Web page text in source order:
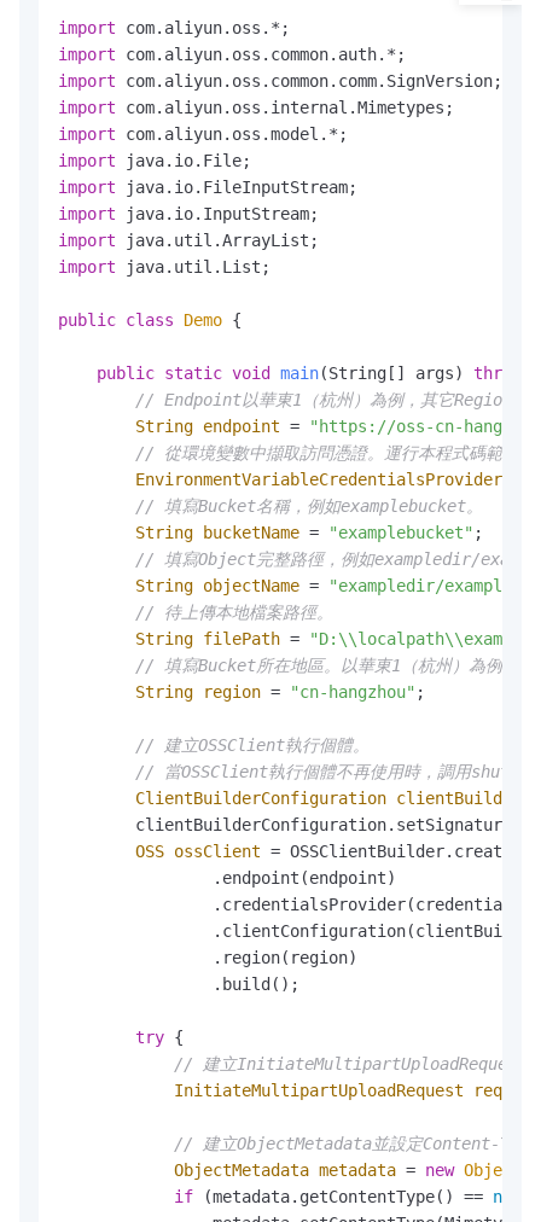
import
import
import
import
import
import
import
import
import
import java.util.List;
public class Demo {
public static void main(String[] args) throws
// Endpoint以華東1（杭州）為例，其它Region請
String endpoint =
"https://oss-cn-
// 從環境變數中擷取訪問憑證。運行本程式碼範例之前
EnvironmentVariableCredentialsProvider
// 填寫Bucket名稱，例如examplebucket。
String
bucketName = "examplebucket" ;
// 填寫Object完整路徑，例如exampledir/
String objectName =
"exampledir/
// 待上傳本地檔案路徑。
String filePath =
// 填寫Bucket所在地區。以華東1（杭州）為例，
String
region = "cn-hangzhou" ;
// 建立OSSClient執行個體。
// 當OSSClient執行個體不再使用時，調用
ClientBuilderConfiguration
OSS ossClient = OSSClientBuilder.create()
                .endpoint(endpoint)
                .region(region)
                .build();
try {
// 建立InitiateMultipartUploadRequest對
InitiateMultipartUploadRequest
request
// 建立ObjectMetadata並設定Content-Type
ObjectMetadata metadata = new
if (metadata.getContentType() == null